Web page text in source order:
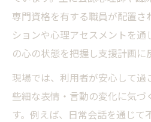
専門資格を有する職員が配置さ
ションや心理アセスメントを通
の心の状態を把握し支援計画に
現場では、利用者が安心して過
些細な表情・言動の変化に気づ
す。例えば、日常会話を通じて